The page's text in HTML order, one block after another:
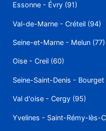
Essonne - Évry (91)
Val-de-Marne - Créteil (94)
Seine-et-Marne - Melun (77)
Oise - Creil (60)
Seine-Saint-Denis - Bourget
Val d'oise - Cergy (95)
Yvelines - Saint-Rémy-lès-